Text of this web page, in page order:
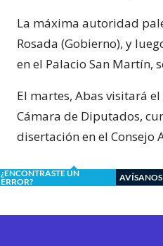
La máxima autoridad
Rosada (Gobierno), y
en el Palacio San Martín,
El martes, Abas visitará
Cámara de Diputados,
disertación en el Consejo
¿ENCONTRASTE UN
ERROR?
AVÍSANOS